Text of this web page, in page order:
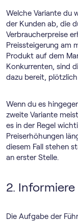
Welche Variante du
der Kunden ab, die
Verbraucherpreise
Preissteigerung am
Produkt auf dem
Konkurrenten, sind
dazu bereit,
Wenn du es
zweite Variante
es in der Regel
Preiserhöhungen
diesem Fall stehen
an erster Stelle.
2.
Die Aufgabe der